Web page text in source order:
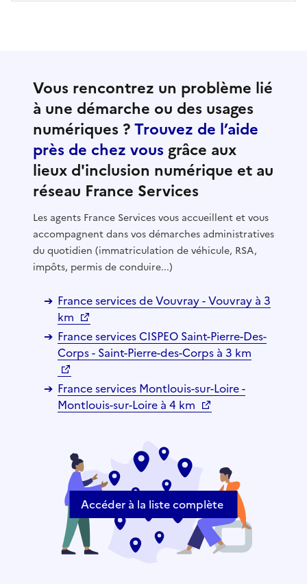
Vous rencontrez un problème lié
à une démarche ou des usages
numériques ?Trouvez de l’aide
près de chez vous grâce aux
lieux d'inclusion numérique et au
réseau France Services
Les agents France Services vous accueillent et vous
accompagnent dans vos démarches administratives
du quotidien (immatriculation de véhicule, RSA,
impôts, permis de conduire...)
France services de Vouvray - Vouvray à 3
km
France services CISPEO Saint-Pierre-Des-
Corps - Saint-Pierre-des-Corps à 3 km
France services Montlouis-sur-Loire -
Montlouis-sur-Loire à 4 km
Accéder à la liste complète